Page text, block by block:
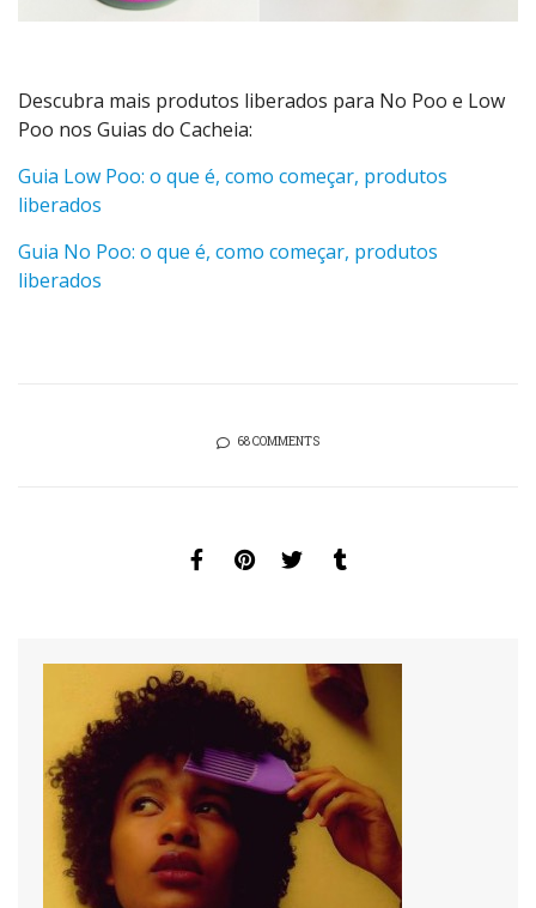
Descubra mais produtos liberados para No Poo e Low
Poo nos Guias do Cacheia:
Guia Low Poo: o que é, como começar, produtos
liberados
Guia No Poo: o que é, como começar, produtos
liberados
68 COMMENTS